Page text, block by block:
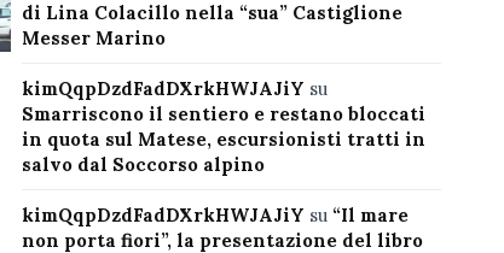
di Lina Colacillo nella “sua” Castiglione
Messer Marino
kimQqpDzdFadDXrkHWJAJiY su
Smarriscono il sentiero e restano bloccati
in quota sul Matese, escursionisti tratti in
salvo dal Soccorso alpino
kimQqpDzdFadDXrkHWJAJiY su “Il mare
non porta fiori”, la presentazione del libro